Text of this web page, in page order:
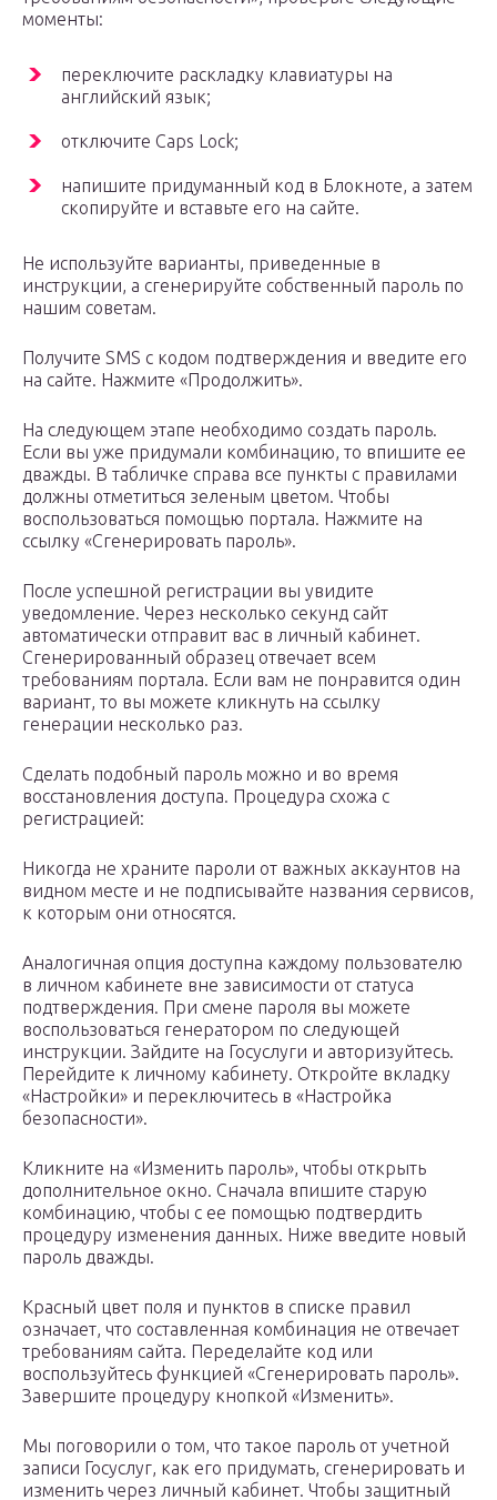
моменты:
переключите раскладку клавиатуры на
английский язык;
отключите Caps Lock;
напишите придуманный код в Блокноте, а затем
скопируйте и вставьте его на сайте.
Не используйте варианты, приведенные в
инструкции, а сгенерируйте собственный пароль по
нашим советам.
Получите SMS с кодом подтверждения и введите его
на сайте. Нажмите «Продолжить».
На следующем этапе необходимо создать пароль.
Если вы уже придумали комбинацию, то впишите ее
дважды. В табличке справа все пункты с правилами
должны отметиться зеленым цветом. Чтобы
воспользоваться помощью портала. Нажмите на
ссылку «Сгенерировать пароль».
После успешной регистрации вы увидите
уведомление. Через несколько секунд сайт
автоматически отправит вас в личный кабинет.
Сгенерированный образец отвечает всем
требованиям портала. Если вам не понравится один
вариант, то вы можете кликнуть на ссылку
генерации несколько раз.
Сделать подобный пароль можно и во время
восстановления доступа. Процедура схожа с
регистрацией:
Никогда не храните пароли от важных аккаунтов на
видном месте и не подписывайте названия сервисов,
к которым они относятся.
Аналогичная опция доступна каждому пользователю
в личном кабинете вне зависимости от статуса
подтверждения. При смене пароля вы можете
воспользоваться генератором по следующей
инструкции. Зайдите на Госуслуги и авторизуйтесь.
Перейдите к личному кабинету. Откройте вкладку
«Настройки» и переключитесь в «Настройка
безопасности».
Кликните на «Изменить пароль», чтобы открыть
дополнительное окно. Сначала впишите старую
комбинацию, чтобы с ее помощью подтвердить
процедуру изменения данных. Ниже введите новый
пароль дважды.
Красный цвет поля и пунктов в списке правил
означает, что составленная комбинация не отвечает
требованиям сайта. Переделайте код или
воспользуйтесь функцией «Сгенерировать пароль».
Завершите процедуру кнопкой «Изменить».
Мы поговорили о том, что такое пароль от учетной
записи Госуслуг, как его придумать, сгенерировать и
изменить через личный кабинет. Чтобы защитный